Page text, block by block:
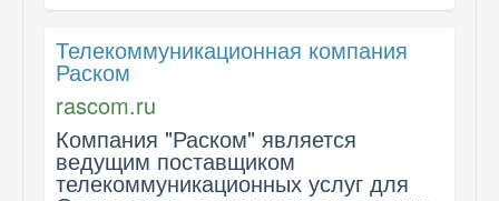
Телекоммуникационная компания
Раском
rascom.ru
Компания "Раском" является
ведущим поставщиком
телекоммуникационных услуг для